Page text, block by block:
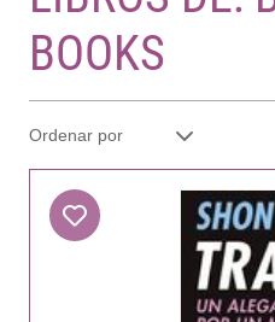
BOOKS